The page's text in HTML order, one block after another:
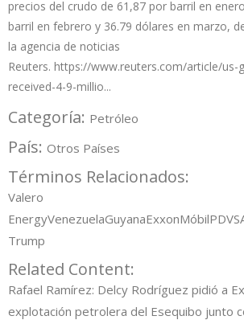
precios del crudo de 61,87 por barril en
barril en febrero y 36.79 dólares en marzo,
la agencia de noticias
Reuters. https://www.reuters.com/article/us-
received-4-9-millio...
Categoría: Petróleo
País: Otros Países
Términos Relacionados:
Valero
EnergyVenezuelaGuyanaExxonMóbil
Trump
Related Content:
Rafael Ramírez: Delcy Rodríguez pidió a
explotación petrolera del Esequibo junto